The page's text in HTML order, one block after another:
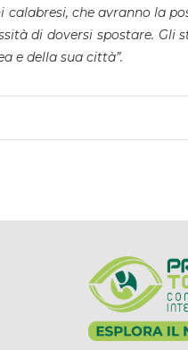
che avranno la
di doversi spostare. Gli
e della sua città”.